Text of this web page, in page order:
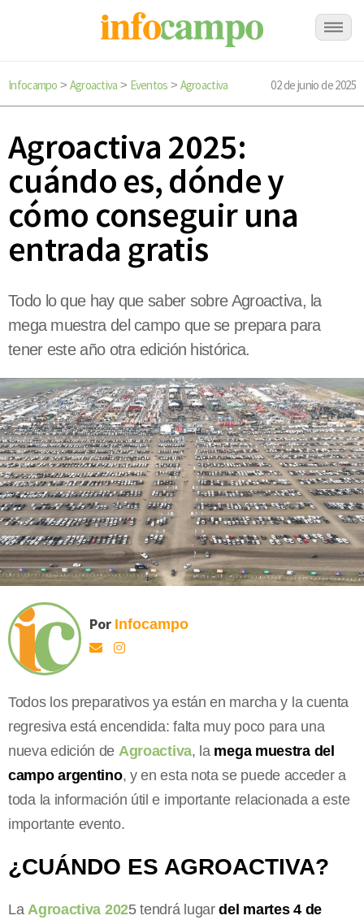
Infocampo > Agroactiva > Eventos > Agroactiva 02 de junio de 2025
Agroactiva 2025:
cuándo es, dónde y
cómo conseguir una
entrada gratis
Todo lo que hay que saber sobre Agroactiva, la
mega muestra del campo que se prepara para
tener este año otra edición histórica.
Por Infocampo
Todos los preparativos ya están en marcha y la cuenta
regresiva está encendida: falta muy poco para una
nueva edición de Agroactiva, la mega muestra del
campo argentino, y en esta nota se puede acceder a
toda la información útil e importante relacionada a este
importante evento.
¿CUÁNDO ES AGROACTIVA?
La Agroactiva 2025 tendrá lugardel martes 4 de